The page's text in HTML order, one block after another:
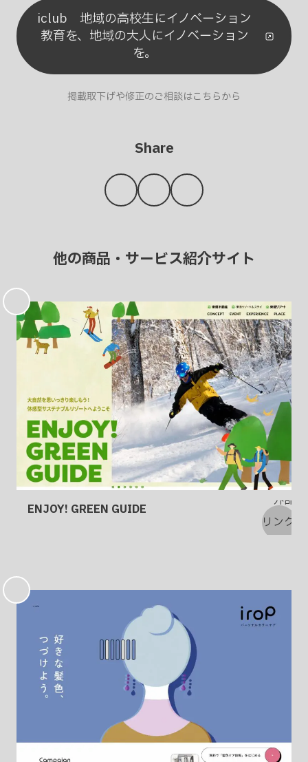
iclub 地域の高校生にイノベーション
教育を、地域の大人にイノベーション
を。
掲載取下げや修正のご相談はこちらから
Share
他の商品・サービス紹介サイト
ENJOY! GREEN GUIDE
気
入
り
気
入